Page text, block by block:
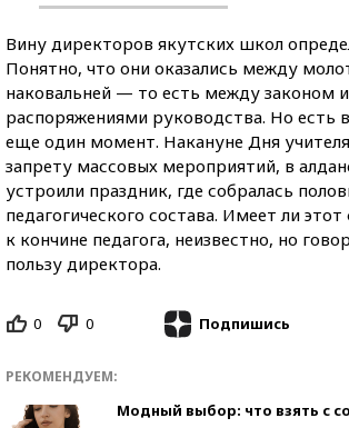
Вину директоров якутских школ
Понятно, что они оказались между
наковальней — то есть между законом и
распоряжениями руководства. Но есть
еще один момент. Накануне Дня
запрету массовых мероприятий, в
устроили праздник, где собралась
педагогического состава. Имеет ли
к кончине педагога, неизвестно, но
пользу директора.
0 0 Подпишись
РЕКОМЕНДУЕМ:
Модный выбор: что взять с